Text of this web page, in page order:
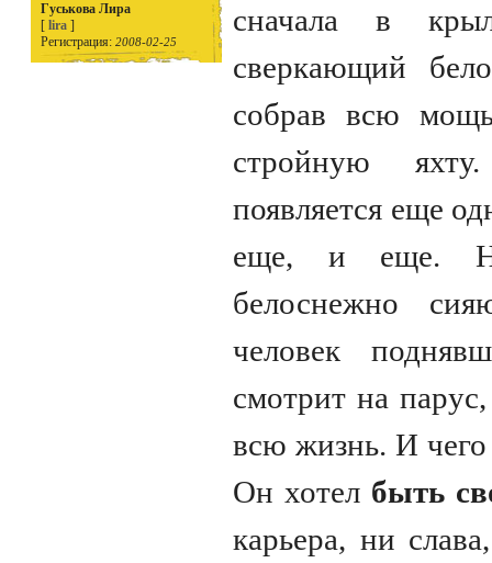
Гуськова Лира
[ lira ]
Регистрация: 2008-02-25
сначала в
сверкающий
собрав всю
стройную
появляется еще
еще, и еще.
белоснежно
человек
смотрит на
всю жизнь. И чего
Он хотел быть
карьера, ни